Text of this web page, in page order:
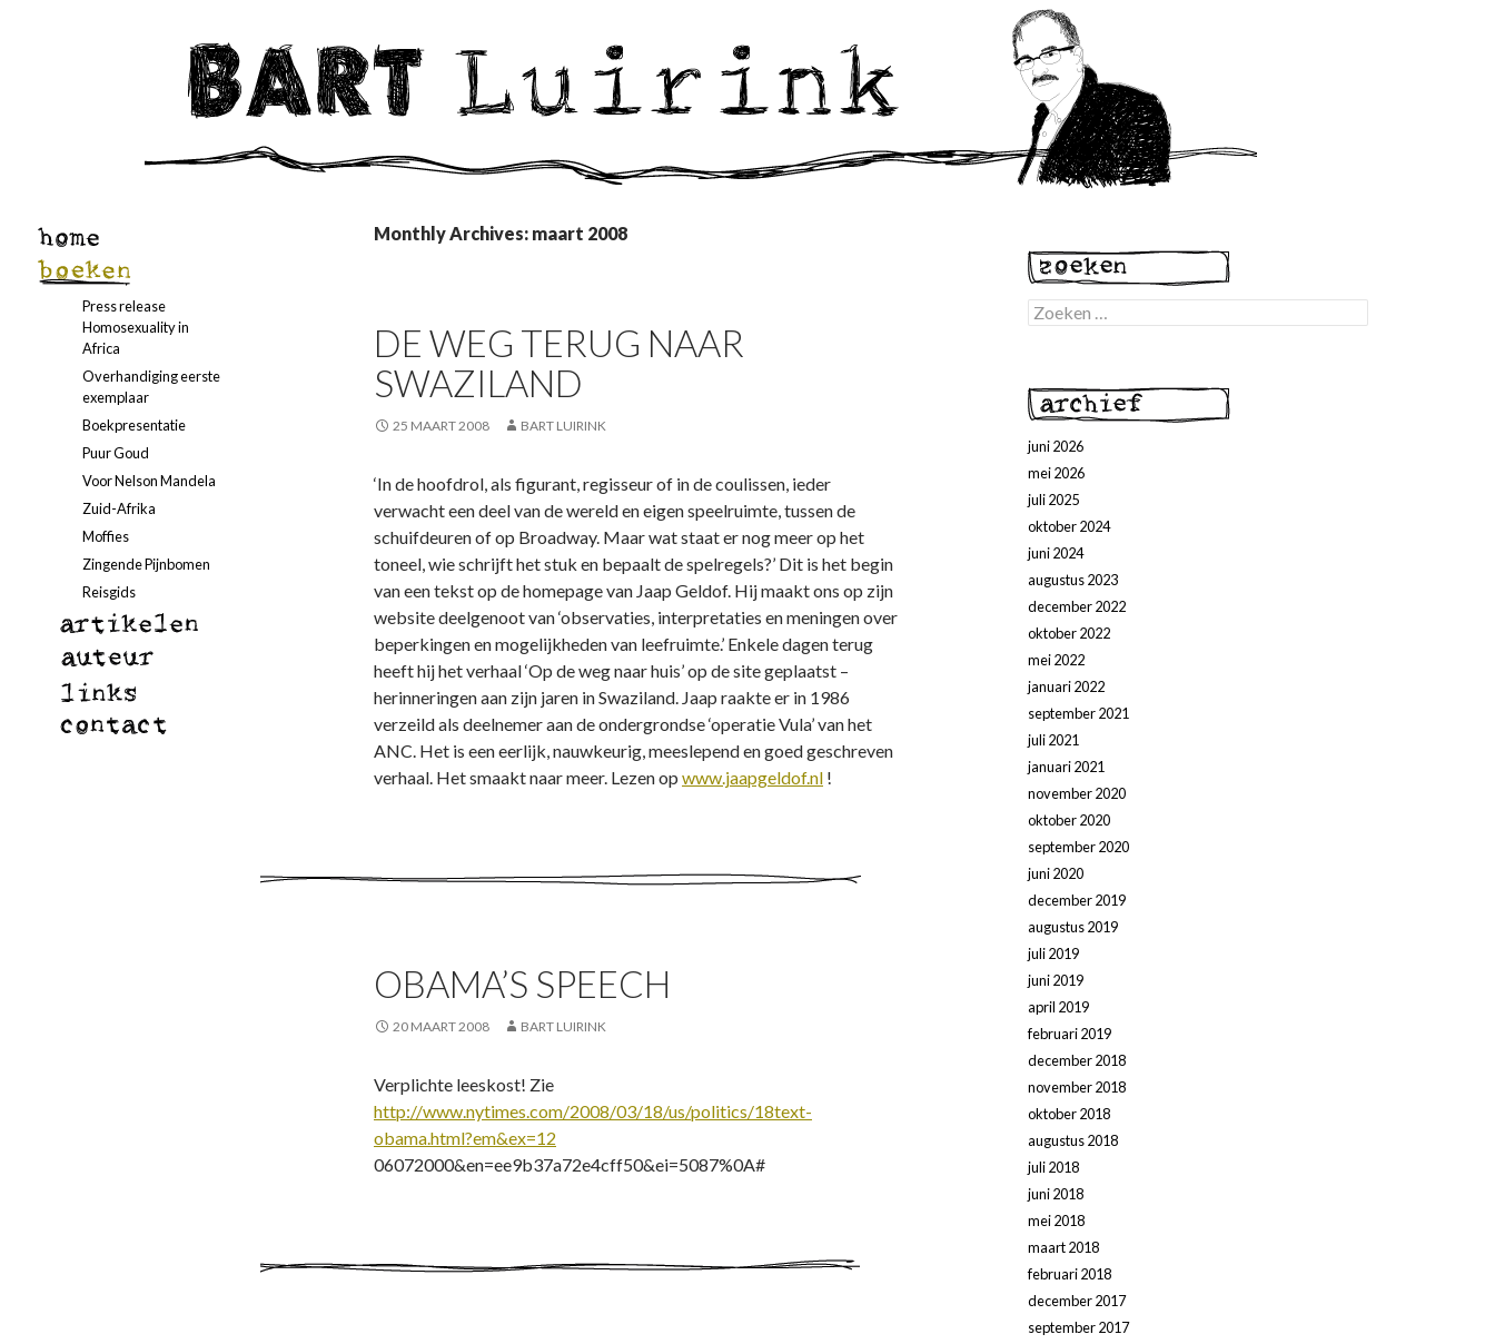
Monthly Archives: maart 2008
DE WEG TERUG NAAR
SWAZILAND
25 MAART 2008 BART LUIRINK
‘In de hoofdrol, als figurant, regisseur of in de coulissen, ieder
verwacht een deel van de wereld en eigen speelruimte, tussen de
schuifdeuren of op Broadway. Maar wat staat er nog meer op het
toneel, wie schrijft het stuk en bepaalt de spelregels?’ Dit is het begin
van een tekst op de homepage van Jaap Geldof. Hij maakt ons op zijn
website deelgenoot van ‘observaties, interpretaties en meningen over
beperkingen en mogelijkheden van leefruimte.’ Enkele dagen terug
heeft hij het verhaal ‘Op de weg naar huis’ op de site geplaatst –
herinneringen aan zijn jaren in Swaziland. Jaap raakte er in 1986
verzeild als deelnemer aan de ondergrondse ‘operatie Vula’ van het
ANC. Het is een eerlijk, nauwkeurig, meeslepend en goed geschreven
verhaal. Het smaakt naar meer. Lezen op www.jaapgeldof.nl !
OBAMA’S SPEECH
20 MAART 2008 BART LUIRINK
Verplichte leeskost! Zie
http://www.nytimes.com/2008/03/18/us/politics/18text-
obama.html?em&ex=12
06072000&en=ee9b37a72e4cff50&ei=5087%0A#
Zoeken
naar:
juni 2026
mei 2026
juli 2025
oktober 2024
juni 2024
augustus 2023
december 2022
oktober 2022
mei 2022
januari 2022
september 2021
juli 2021
januari 2021
november 2020
oktober 2020
september 2020
juni 2020
december 2019
augustus 2019
juli 2019
juni 2019
april 2019
februari 2019
december 2018
november 2018
oktober 2018
augustus 2018
juli 2018
juni 2018
mei 2018
maart 2018
februari 2018
december 2017
september 2017
Press release
Homosexuality in
Africa
Overhandiging eerste
exemplaar
Boekpresentatie
Puur Goud
Voor Nelson Mandela
Zuid-Afrika
Moffies
Zingende Pijnbomen
Reisgids